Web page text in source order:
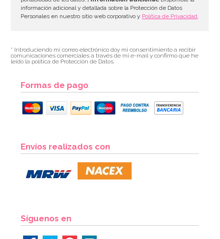
información adicional y detallada sobre la Protección de Datos
Personales en nuestro sitio web corporativo y Política de Privacidad.
* Introduciendo mi correo electrónico doy mi consentimiento a recibir
comunicaciones comerciales a través de mi e-mail y confirmo que he
leído la política de Protección de Datos.
Formas de pago
Envíos realizados con
Síguenos en